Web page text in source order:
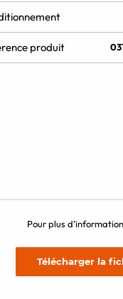
produit
Pour plus
Télécharger la